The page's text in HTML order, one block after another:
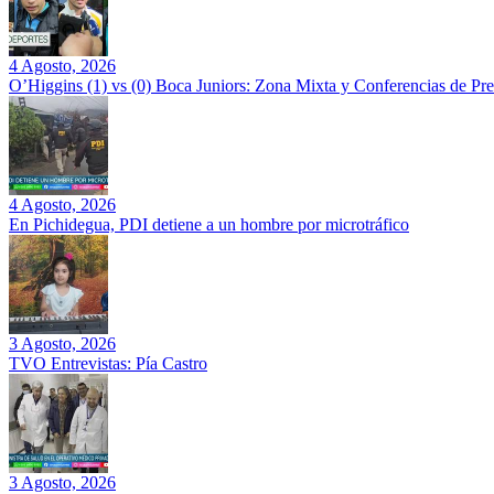
4 Agosto, 2026
O’Higgins (1) vs (0) Boca Juniors: Zona Mixta y Conferencias de
4 Agosto, 2026
En Pichidegua, PDI detiene a un hombre por microtráfico
3 Agosto, 2026
TVO Entrevistas: Pía Castro
3 Agosto, 2026